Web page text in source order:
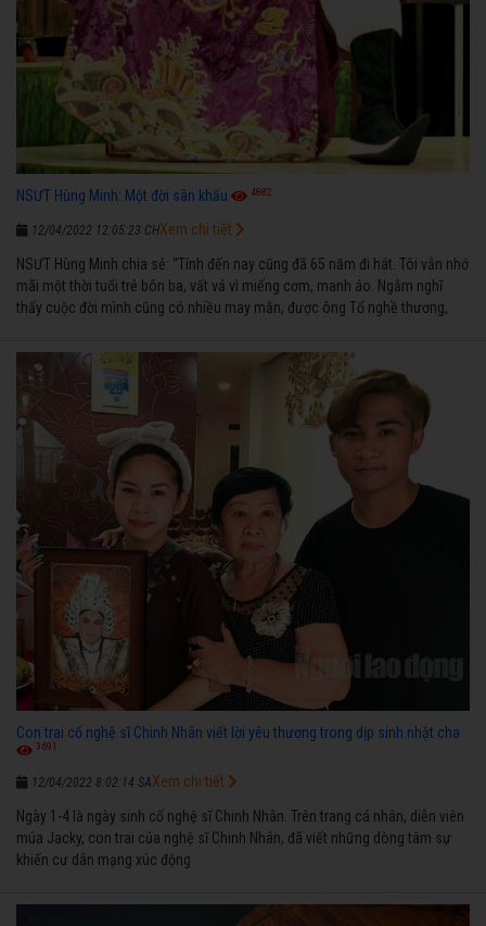
NSƯT Hùng Minh: Một đời sân khấu 4882
12/04/2022 12:05:23 CH
NSƯT Hùng Minh chia sẻ: “Tính đến nay cũng đã 65 năm đi hát. Tôi vẫn nhớ
mãi một thời tuổi trẻ bôn ba, vất vả vì miếng cơm, manh áo. Ngẫm nghĩ
thấy cuộc đời mình cũng có nhiều may mắn, được ông Tổ nghề thương,
ngược nhận được những cơ may để từng bước thành danh với nghiệp ca
diễn”.
Xem chi tiết
Con trai cố nghệ sĩ Chinh Nhân viết lời yêu thương trong dịp sinh nhật cha
3691
12/04/2022 8:02:14 SA
Ngày 1-4 là ngày sinh cố nghệ sĩ Chinh Nhân. Trên trang cá nhân, diễn viên
múa Jacky, con trai của nghệ sĩ Chinh Nhân, đã viết những dòng tâm sự
khiến cư dân mạng xúc động
Xem chi tiết